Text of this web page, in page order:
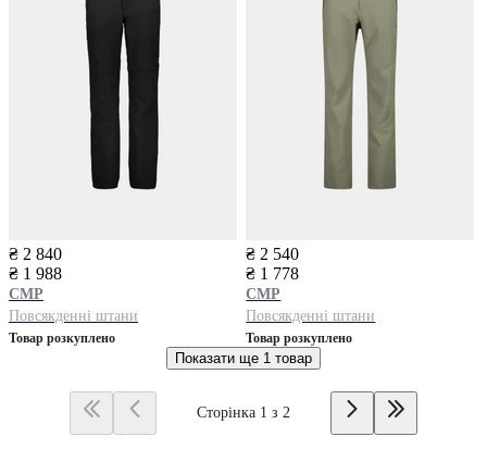
₴ 2 840
₴ 1 988
CMP
Повсякденні штани
Товар розкуплено
₴ 2 540
₴ 1 778
CMP
Повсякденні штани
Товар розкуплено
Показати ще 1 товар
Сторінка 1 з 2